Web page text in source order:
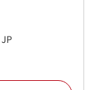
JP